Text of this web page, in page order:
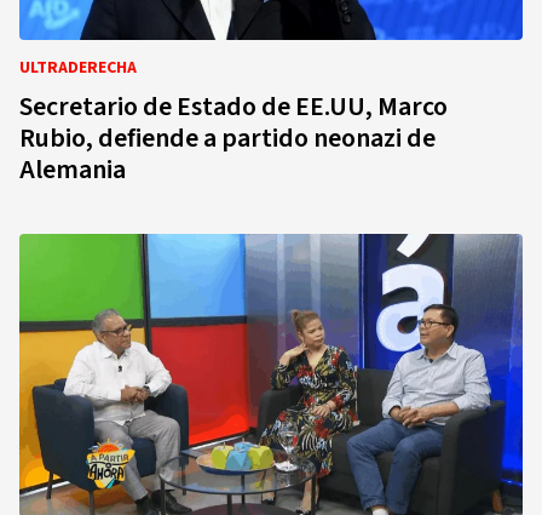
ULTRADERECHA
Secretario de Estado de EE.UU, Marco
Rubio, defiende a partido neonazi de
Alemania